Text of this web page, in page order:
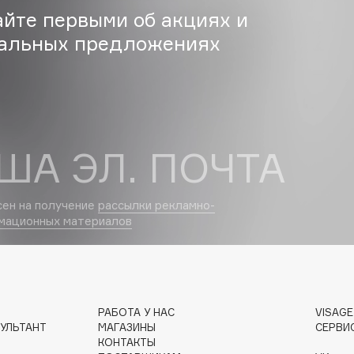
Gourmandise
Holy Land
первыми об акциях и
предложениях
ЭЛ. ПОЧТА
на получение рассылки рекламно-
материалов
РАБОТА У НАС
МАГАЗИНЫ
КОНТАКТЫ